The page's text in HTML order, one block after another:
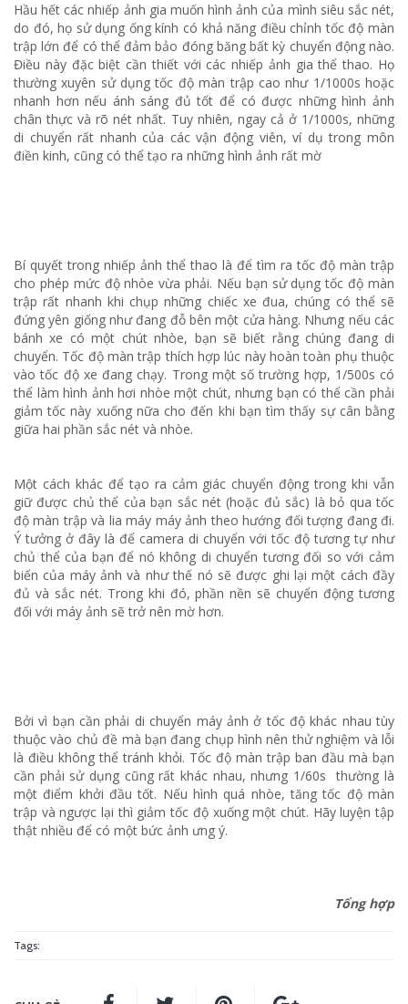
Hầu hết các nhiếp ảnh gia muốn hình ảnh của mình siêu sắc nét,
do đó, họ sử dụng ống kính có khả năng điều chỉnh tốc độ màn
trập lớn để có thể đảm bảo đóng băng bất kỳ chuyển động nào.
Điều này đặc biệt cần thiết với các nhiếp ảnh gia thể thao. Họ
thường xuyên sử dụng tốc độ màn trập cao như 1/1000s hoặc
nhanh hơn nếu ánh sáng đủ tốt để có được những hình ảnh
chân thực và rõ nét nhất. Tuy nhiên, ngay cả ở 1/1000s, những
di chuyển rất nhanh của các vận động viên, ví dụ trong môn
điền kinh, cũng có thể tạo ra những hình ảnh rất mờ
Bí quyết trong nhiếp ảnh thể thao là để tìm ra tốc độ màn trập
cho phép mức độ nhòe vừa phải. Nếu bạn sử dụng tốc độ màn
trập rất nhanh khi chụp những chiếc xe đua, chúng có thể sẽ
đứng yên giống như đang đỗ bên một cửa hàng. Nhưng nếu các
bánh xe có một chút nhòe, bạn sẽ biết rằng chúng đang di
chuyển. Tốc độ màn trập thích hợp lúc này hoàn toàn phụ thuộc
vào tốc độ xe đang chạy. Trong một số trường hợp, 1/500s có
thể làm hình ảnh hơi nhòe một chút, nhưng bạn có thể cần phải
giảm tốc này xuống nữa cho đến khi bạn tìm thấy sự cân bằng
giữa hai phần sắc nét và nhòe.
Một cách khác để tạo ra cảm giác chuyển động trong khi vẫn
giữ được chủ thể của bạn sắc nét (hoặc đủ sắc) là bỏ qua tốc
độ màn trập và lia máy máy ảnh theo hướng đối tượng đang đi.
Ý tưởng ở đây là để camera di chuyển với tốc độ tương tự như
chủ thể của bạn để nó không di chuyển tương đối so với cảm
biến của máy ảnh và như thế nó sẽ được ghi lại một cách đầy
đủ và sắc nét. Trong khi đó, phần nền sẽ chuyển động tương
đối với máy ảnh sẽ trở nên mờ hơn.
Bởi vì bạn cần phải di chuyển máy ảnh ở tốc độ khác nhau tùy
thuộc vào chủ đề mà bạn đang chụp hình nên thử nghiệm và lỗi
là điều không thể tránh khỏi. Tốc độ màn trập ban đầu mà bạn
cần phải sử dụng cũng rất khác nhau, nhưng 1/60s thường là
một điểm khởi đầu tốt. Nếu hình quá nhòe, tăng tốc độ màn
trập và ngược lại thì giảm tốc độ xuống một chút. Hãy luyện tập
thật nhiều để có một bức ảnh ưng ý.
Tổng hợp
Tags: